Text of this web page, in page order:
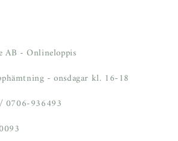
AB - Onlineloppis
- onsdagar kl. 16-18
0706-936493